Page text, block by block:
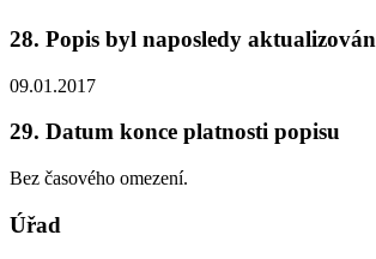
28. Popis byl naposledy aktualizován
09.01.2017
29. Datum konce platnosti popisu
Bez časového omezení.
Úřad